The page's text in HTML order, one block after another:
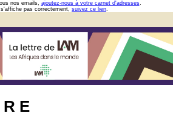
nos emails, ajoutez-nous à votre carnet d'adresses.
pas correctement, suivez ce lien.
R E